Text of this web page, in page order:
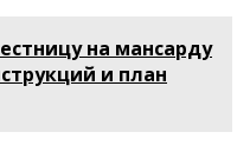
на мансарду
и план